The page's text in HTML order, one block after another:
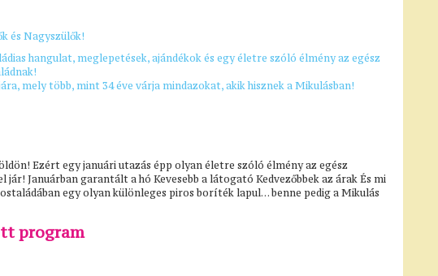
és Nagyszülők!
hangulat, meglepetések, ajándékok és egy életre szóló élményaz egész
mely több, mint 34 éve várja mindazokat, akik hisznek a Mikulásban!
Ezért egy januári utazás épp olyan életre szóló élmény az egész
Januárban garantált a hó Kevesebb a látogató Kedvezőbbek az árak És mi
egy olyan különleges piros boríték lapul… benne pedig a Mikulás
program